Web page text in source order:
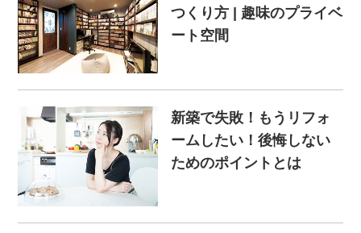
つくり方 | 趣味のプライベ
ート空間
新築で失敗！もうリフォ
ームしたい！後悔しない
ためのポイントとは